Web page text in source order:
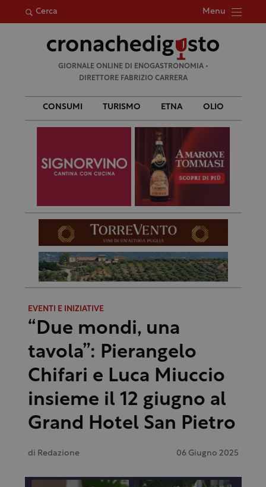
Cerca Menu
per:
GIORNALE ONLINE DI ENOGASTRONOMIA •
DIRETTORE FABRIZIO CARRERA
CONSUMI TURISMO ETNA OLIO
EVENTI E INIZIATIVE
“Due mondi, una
tavola”: Pierangelo
Chifari e Luca Miuccio
insieme il 12 giugno al
Grand Hotel San Pietro
di Redazione 06 Giugno 2025